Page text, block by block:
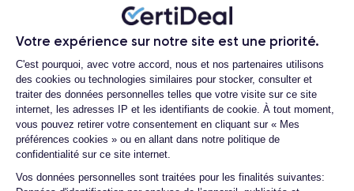
Votre expérience sur notre site est une priorité.
Plateforme de Gestion du
C'est pourquoi, avec votre accord, nous et nos partenaires utilisons
des cookies ou technologies similaires pour stocker, consulter et
traiter des données personnelles telles que votre visite sur ce site
internet, les adresses IP et les identifiants de cookie. À tout moment,
vous pouvez retirer votre consentement en cliquant sur « Mes
préférences cookies » ou en allant dans notre politique de
confidentialité sur ce site internet.
Vos données personnelles sont traitées pour les finalités suivantes:
Axeptio consent
RAM Memoire interne
128,256 ,512 Go et 1 To
Nom de la puce
Puce A16 Bionic
Nombre de cœurs
6
Nom GPU
GPU 5 cœurs
Fréq. processeur
Caméra Caméra Frontale
Quelles garanties offrez-vous sur vos
Quels sont vos modes de paiement ?
Que se passe-t-il après avoir passé la
commande ?
Quelle société utilisez-vous pour
l'expédition ?
Quels sont les délais de livraison ?
Que se passe-t-il si je change d'avis